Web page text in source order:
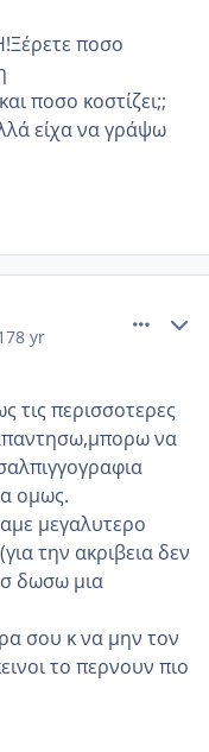
ποσο
ποσο κοστίζει;;
είχα να γράψω
8 yr
τις περισσοτερες
να
ομως.
μεγαλυτερο
την ακριβεια δεν
δωσω μια
σου κ να μην τον
το περνουν πιο